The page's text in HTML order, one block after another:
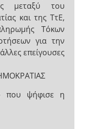
µεταξύ του
και της ΤτΕ,
Τόκων
για την
επείγουσες
που ψήφισε η